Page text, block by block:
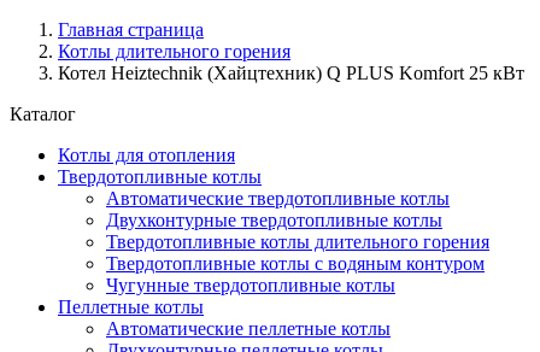
Главная страница
Котлы длительного горения
Котел Heiztechnik (Хайцтехник) Q PLUS Komfort 25 кВт
Каталог
Котлы для отопления
Твердотопливные котлы
Автоматические твердотопливные котлы
Двухконтурные твердотопливные котлы
Твердотопливные котлы длительного горения
Твердотопливные котлы с водяным контуром
Чугунные твердотопливные котлы
Пеллетные котлы
Автоматические пеллетные котлы